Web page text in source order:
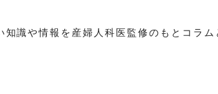
識や情報を産婦人科医監修のもとコラム